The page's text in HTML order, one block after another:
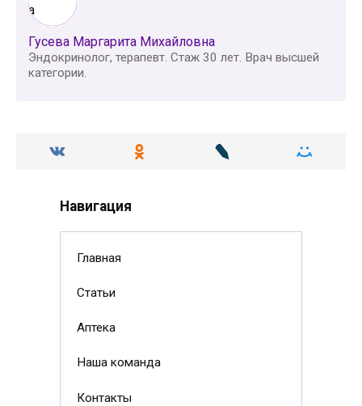
Гусева Маргарита Михайловна
Эндокринолог, терапевт. Стаж 30 лет. Врач высшей
категории.
Навигация
Главная
Статьи
Аптека
Наша команда
Контакты